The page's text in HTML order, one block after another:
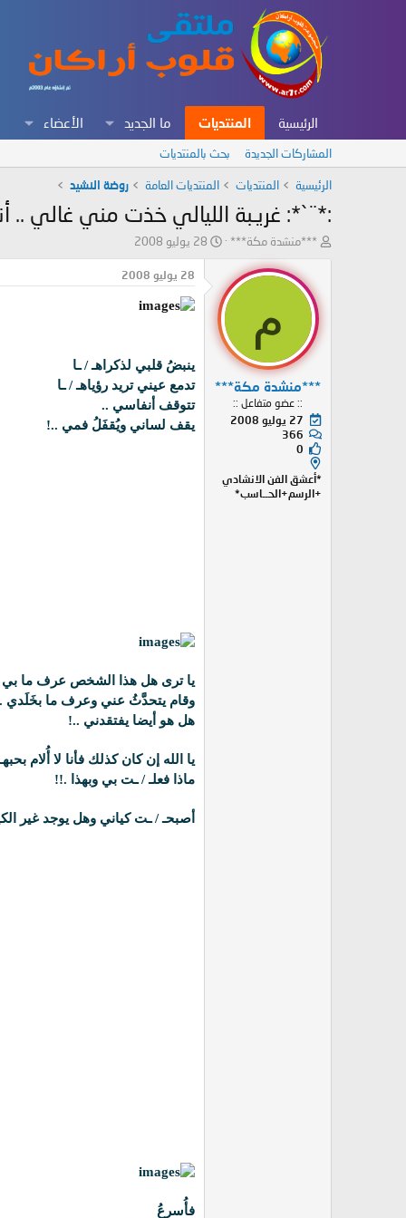
الرئيسية المنتديات ما الجديد الأعضاء
المشاركات الجديدة بحث بالمنتديات
الرئيسية المنتديات المنتديات العامة روضة النشيد
:*¨`*: غريـبة الليالي خذت مني غالي ..
ب
ئ
ا
ل
م
و
و
***منشدة مكة***
ت
ي
28 يوليو 2008
م
***منشدة مكة***
:: عضو متفاعل ::
27 يوليو 2008
366
0
*أعشق الفن الانشادي
+الرسم+الحــاسب*
28 يوليو 2008
ينبضُ قلبي لذكراهـ / ـا
تدمع عيني تريد رؤياهـ / ـا
تتوقف أنفاسي ..
يقف لساني ويُقفَلُ فمي ..!
يا ترى هل هذا الشخص عرف ما بي
وقام يتحدَّثُ عني وعرف ما بخَلَدي
هل هو أيضا يفتقدني ..!
يا الله إن كان كذلك فأنا لا أُلام
ماذا فعلـ / ـت بي وبهذا .!!
أصبحـ / ـت كياني وهل يوجد غير
فأُسرِعُ